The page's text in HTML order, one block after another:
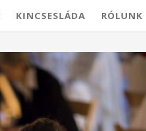
KINCSESLÁDA RÓLUNK